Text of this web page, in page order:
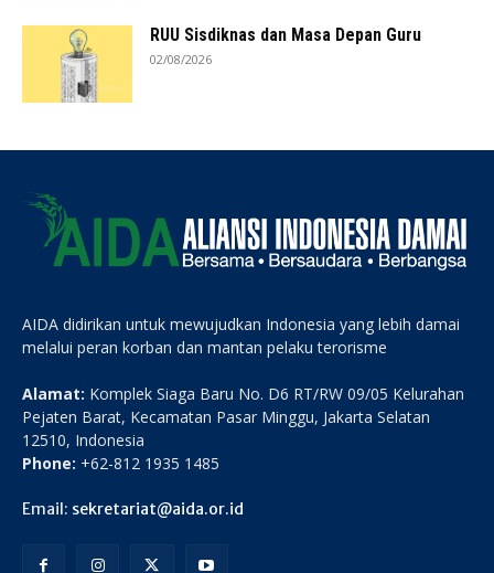
RUU Sisdiknas dan Masa Depan Guru
02/08/2026
AIDA didirikan untuk mewujudkan Indonesia yang lebih damai
melalui peran korban dan mantan pelaku terorisme
Alamat: Komplek Siaga Baru No. D6 RT/RW 09/05 Kelurahan
Pejaten Barat, Kecamatan Pasar Minggu, Jakarta Selatan
12510, Indonesia
Phone: +62-812 1935 1485
Email: sekretariat@aida.or.id